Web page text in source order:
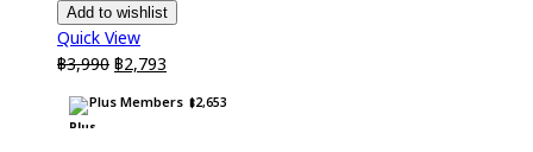
Add to wishlist
Quick View
฿3,990Original
฿2,793
Plus Members ฿2,653